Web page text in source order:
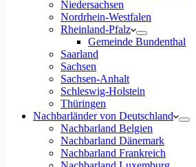
Niedersachsen
Nordrhein-Westfalen
Rheinland-Pfalz
Gemeinde Bundenthal
Saarland
Sachsen
Sachsen-Anhalt
Schleswig-Holstein
Thüringen
Nachbarländer von Deutschland
Nachbarland Belgien
Nachbarland Dänemark
Nachbarland Frankreich